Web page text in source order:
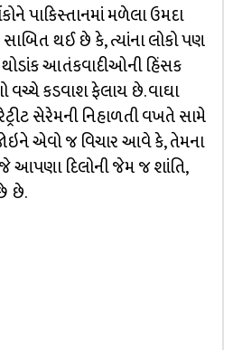
પાકિસ્તાનમાં મળેલા ઉમદા
થઈ છે કે, ત્યાંના લોકો પણ
થોડાંક આતંકવાદીઓની હિંસક
વચ્ચે કડવાશ ફેલાય છે. વાઘા
સેરેમની નિહાળતી વખતે સામે
એવો જ વિચાર આવે કે, તેમના
આપણા દિલોની જેમ જ શાંતિ,
છે.